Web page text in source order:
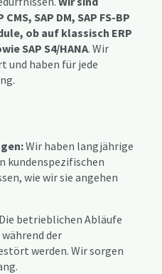
SAP DM, SAP FS-BP
ob auf klassisch ERP
SAP S4/HANA. Wir
und haben für jede
Wir haben langjährige
kundenspezifischen
wie wir sie angehen
betrieblichen Abläufe
der
werden. Wir sorgen